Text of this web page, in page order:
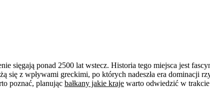
sięgają ponad 2500 lat wstecz. Historia tego miejsca jest
się z wpływami greckimi, po których nadeszła era dominacji
poznać, planując bałkany jakie kraje warto odwiedzić w